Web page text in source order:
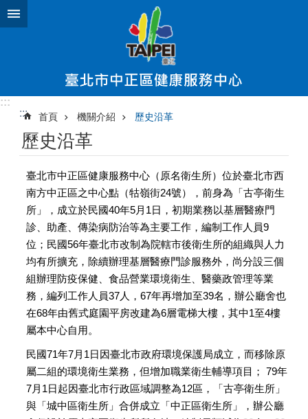
跳到主要內容區塊
:::
:::
首頁 機關介紹 歷史沿革
歷史沿革
臺北市中正區健康服務中心（原名衛生所）位於臺北市西
南方中正區之中心點（牯嶺街24號），前身為「古亭衛生
所」，成立於民國40年5月1日，初期業務以基層醫療門
診、助產、傳染病防治等為主要工作，編制工作人員9
位；民國56年臺北市改制為院轄市後衛生所的組織與人力
均有所擴充，除續辦理基層醫療門診服務外，尚分設三個
組辦理防疫保健、食品營業環境衛生、醫藥政管理等業
務，編列工作人員37人，67年再增加至39名，辦公廳舍也
在68年由舊式庭園平房改建為6層電梯大樓，其中1至4樓
屬本中心自用。
民國71年7月1日因臺北市政府環境保護局成立，而移除原
屬二組的環境衛生業務，但增加職業衛生輔導項目； 79年
7月1日起因臺北市行政區域調整為12區，「古亭衛生所」
與「城中區衛生所」合併成立「中正區衛生所」，辦公廳